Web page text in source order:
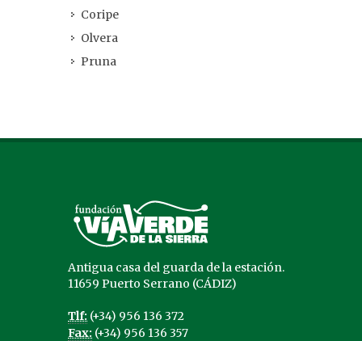
Coripe
Olvera
Pruna
Antigua casa del guarda de la estación.
11659 Puerto Serrano (CÁDIZ)
Tlf: (+34) 956 136 372
Fax: (+34) 956 136 357